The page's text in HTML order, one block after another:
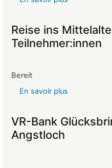
der
vom
Reise ins
Teilnehmer:innen
Bereit
En savoir plus
ins
Mittelalter
VR-Bank
Angstloch